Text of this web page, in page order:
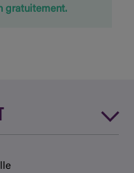
gratuitement.